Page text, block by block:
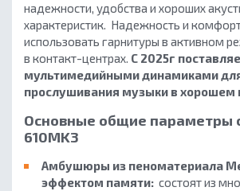
надежности, удобства и хороших
характеристик. Надежность и
использовать гарнитуры в активном
в контакт-центрах. С 2025г
мультимедийными динамиками
прослушивания музыки в хорошем
Основные общие параметры
610MK3
Амбушюры из пеноматериала
эффектом памяти: состоят из